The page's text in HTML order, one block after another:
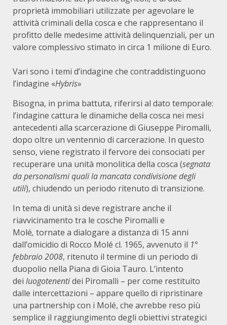
proprietà immobiliari utilizzate per agevolare le
attività criminali della cosca e che rappresentano il
profitto delle medesime attività delinquenziali, per un
valore complessivo stimato in circa 1 milione di Euro.
Vari sono i temi d’indagine che contraddistinguono
l’indagine «Hybris»
Bisogna, in prima battuta, riferirsi al dato temporale:
l’indagine cattura le dinamiche della cosca nei mesi
antecedenti alla scarcerazione di Giuseppe Piromalli,
dopo oltre un ventennio di carcerazione. In questo
senso, viene registrato il fervore dei consociati per
recuperare una unità monolitica della cosca (segnata
da personalismi quali la mancata condivisione degli
utili), chiudendo un periodo ritenuto di transizione.
In tema di unità si deve registrare anche il
riavvicinamento tra le cosche Piromalli e
Molé, tornate a dialogare a distanza di 15 anni
dall’omicidio di Rocco Molé cl. 1965, avvenuto il 1°
febbraio 2008, ritenuto il termine di un periodo di
duopolio nella Piana di Gioia Tauro. L’intento
dei luogotenentidei Piromalli – per come restituito
dalle intercettazioni – appare quello di ripristinare
una partnership con i Molé, che avrebbe reso più
semplice il raggiungimento degli obiettivi strategici